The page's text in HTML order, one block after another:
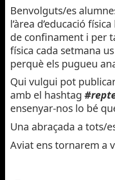
CICLE INICIAL 19/20
Física,INFANTIL
Benvolguts/es
l’àrea d’educació
de confinament i per
física cada setmana
perquè els pugueu
Qui vulgui pot
amb el hashtag
ensenyar-nos lo bé
Una abraçada a tots/
Aviat ens tornarem a